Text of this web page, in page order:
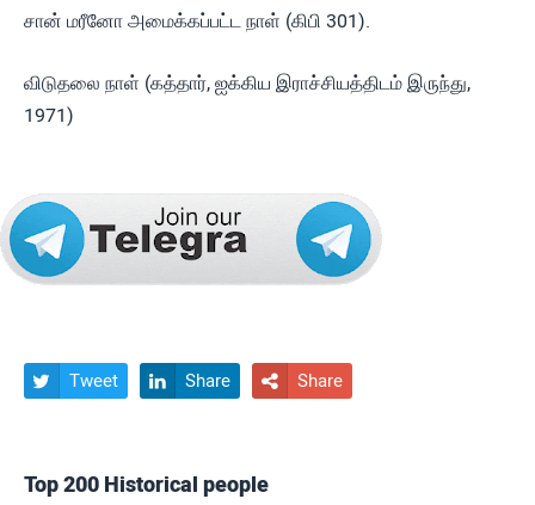
சான் மரீனோ அமைக்கப்பட்ட நாள் (கிபி 301).
விடுதலை நாள் (கத்தார், ஐக்கிய இராச்சியத்திடம் இருந்து,
1971)
 Tweet  Share  Share
Top 200 Historical people